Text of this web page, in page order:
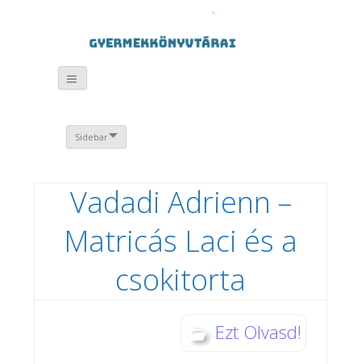
Sidebar
Vadadi Adrienn –
Matricás Laci és a
csokitorta
Ezt Olvasd!